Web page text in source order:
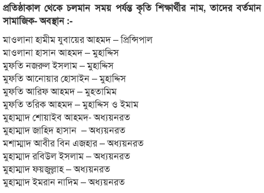
প্রতিষ্ঠাকাল থেকে চলমান সময় পর্যন্ত কৃতি শিক্ষার্থীর নাম, তাদের বর্তমান
সামাজিক- অবস্থান :-
মাওলানা হামীম যুবায়ের আহমদ – প্রিন্সিপাল
মাওলানা হাসান আহমদ – মুহাদ্দিস
মুফতি নজরুল ইসলাম – মুহাদ্দিস
মুফতি আনোয়ার হোসাইন – মুহাদ্দিস
মুফতি আরিফ আহমদ – মুহতামিম
মুফতি তরিক আহমদ – মুহাদ্দিস ও ইমাম
মুহাম্মাদ শোয়াইব আহমদ- অধ্যয়নরত
মুহাম্মাদ জাহিদ হাসান – অধ্যয়নরত
মশাম্মাদ আবীর বিন এজহার – অধ্যয়নরত
মুহাম্মাদ রবিউল ইসলাম – অধ্যয়নরত
মুহাম্মাদ ফয়জুল্লাহ – অধ্যয়নরত
মুহাম্মাদ ইমরান নাদিম – অধ্যয়নরত